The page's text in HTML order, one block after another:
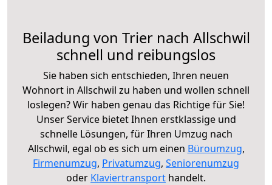
Beiladung von Trier nach Allschwil
schnell und reibungslos
Sie haben sich entschieden, Ihren neuen
Wohnort in Allschwil zu haben und wollen schnell
loslegen? Wir haben genau das Richtige für Sie!
Unser Service bietet Ihnen erstklassige und
schnelle Lösungen, für Ihren Umzug nach
Allschwil, egal ob es sich um einen Büroumzug,
Firmenumzug, Privatumzug, Seniorenumzug
oder Klaviertransport handelt.